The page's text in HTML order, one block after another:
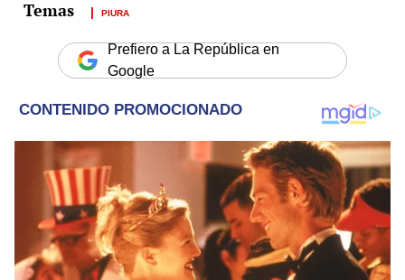
PIURA
Prefiero a La República en
Google